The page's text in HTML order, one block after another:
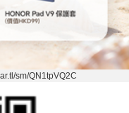
sm/QN1tpVQ2C